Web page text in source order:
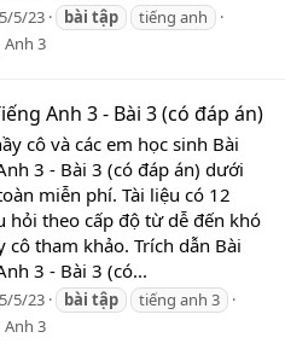
5/5/23 bài tập
tiếng anh
Anh 3
Anh 3 - Bài 3 (có đáp án)
cô và các em học sinh Bài
3 - Bài 3 (có đáp án) dưới
miễn phí. Tài liệu có 12
hỏi theo cấp độ từ dễ đến khó
cô tham khảo. Trích dẫn Bài
3 - Bài 3 (có...
5/5/23 bài tập
tiếng anh 3
Anh 3